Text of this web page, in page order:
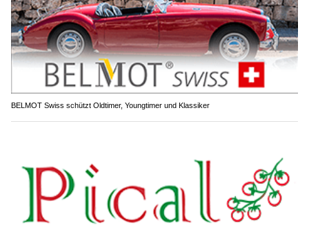
BELMOT Swiss schützt Oldtimer, Youngtimer und Klassiker